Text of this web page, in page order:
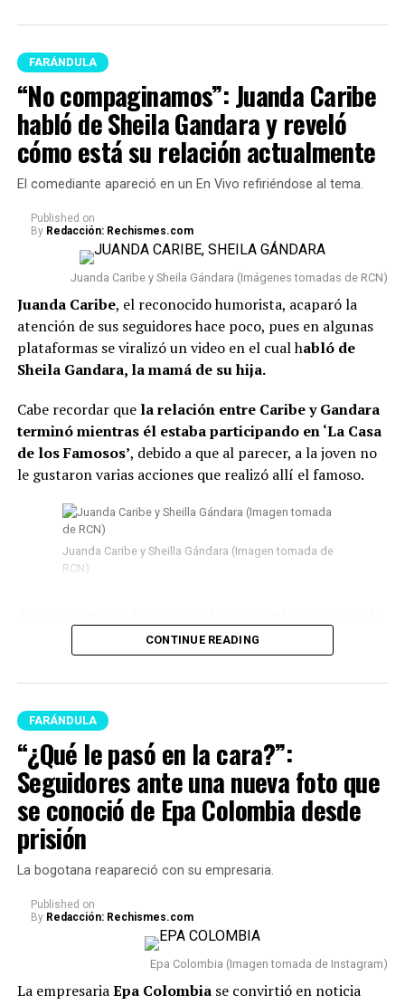
FARÁNDULA
“No compaginamos”: Juanda Caribe
habló de Sheila Gandara y reveló
cómo está su relación actualmente
El comediante apareció en un En Vivo refiriéndose al tema.
Published on
By Redacción: Rechismes.com
Juanda Caribe y Sheila Gándara (Imágenes tomadas de RCN)
Juanda Caribe, el reconocido humorista, acaparó la
atención de sus seguidores hace poco, pues en algunas
plataformas se viralizó un video en el cual habló de
Sheila Gandara, la mamá de su hija.
Cabe recordar que la relación entre Caribe y Gandara
terminó mientras él estaba participando en ‘La Casa
de los Famosos’, debido a que al parecer, a la joven no
le gustaron varias acciones que realizó allí el famoso.
Juanda Caribe y Sheilla Gándara (Imagen tomada de
RCN)
varios rumores de infidelidad
poco, en las últimas semanas del programa Juanda
empezó a tener acercamientos intensos con Mariana
Lee también: “¿Qué le pasó en la cara?”:
Seguidores ante una nueva foto que se conoció de
Epa Colombia desde prisión
En este caso, el comediante fue tema de conversación
recientemente porque, tras varios meses de volver a su
vida real, re veló cómo se encuentra actualmente su
“Van dos meses. Hoy, después
de dos meses, estoy
CONTINUE READING
FARÁNDULA
“¿Qué le pasó en la cara?”:
Seguidores ante una nueva foto que
se conoció de Epa Colombia desde
prisión
La bogotana reapareció con su empresaria.
Published on
By Redacción: Rechismes.com
Epa Colombia (Imagen tomada de Instagram)
La empresariaEpa Colombiase convirtió en noticia